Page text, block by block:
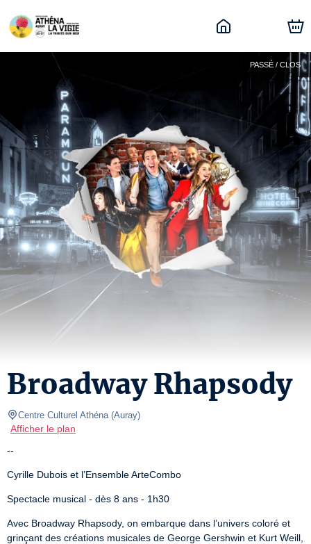
PASSÉ / CLOS
Broadway Rhapsody
Centre Culturel Athéna (Auray)
Afficher le plan
--
Cyrille Dubois et l’Ensemble ArteCombo
Spectacle musical - dès 8 ans - 1h30
Avec Broadway Rhapsody, on embarque dans l’univers coloré et
grinçant des créations musicales de George Gershwin et Kurt Weill,